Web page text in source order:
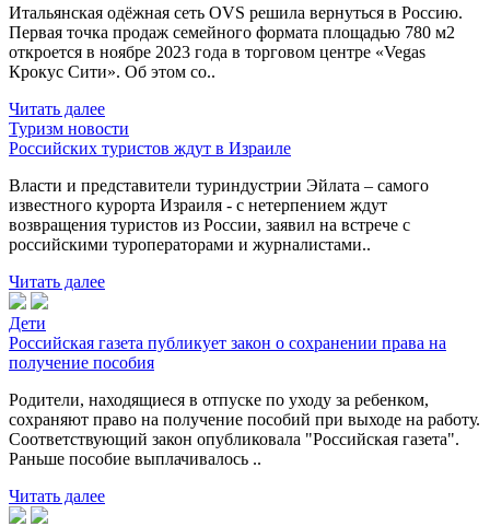
Итальянская одёжная сеть OVS решила вернуться в Россию.
Первая точка продаж семейного формата площадью 780 м2
откроется в ноябре 2023 года в торговом центре «Vegas
Крокус Сити». Об этом со..
Читать далее
Туризм новости
Российских туристов ждут в Израиле
Власти и представители туриндустрии Эйлата – самого
известного курорта Израиля - с нетерпением ждут
возвращения туристов из России, заявил на встрече с
российскими туроператорами и журналистами..
Читать далее
Дети
Российская газета публикует закон о сохранении права на
получение пособия
Родители, находящиеся в отпуске по уходу за ребенком,
сохраняют право на получение пособий при выходе на работу.
Соответствующий закон опубликовала "Российская газета".
Раньше пособие выплачивалось ..
Читать далее